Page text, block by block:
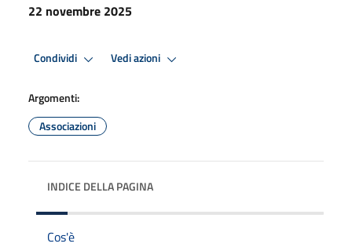
22 novembre 2025
Condividi Vedi azioni
Argomenti:
Associazioni
INDICE DELLA PAGINA
Cos'è